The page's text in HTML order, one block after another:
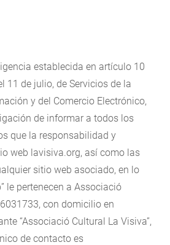
establecida en artículo 10
11 de julio, de Servicios de la
y del Comercio Electrónico,
de informar a todos los
que la responsabilidad y
web lavisiva.org, así como las
sitio web asociado, en lo
le pertenecen a Associació
con domicilio en
“Associació Cultural La Visiva”,
de contacto es